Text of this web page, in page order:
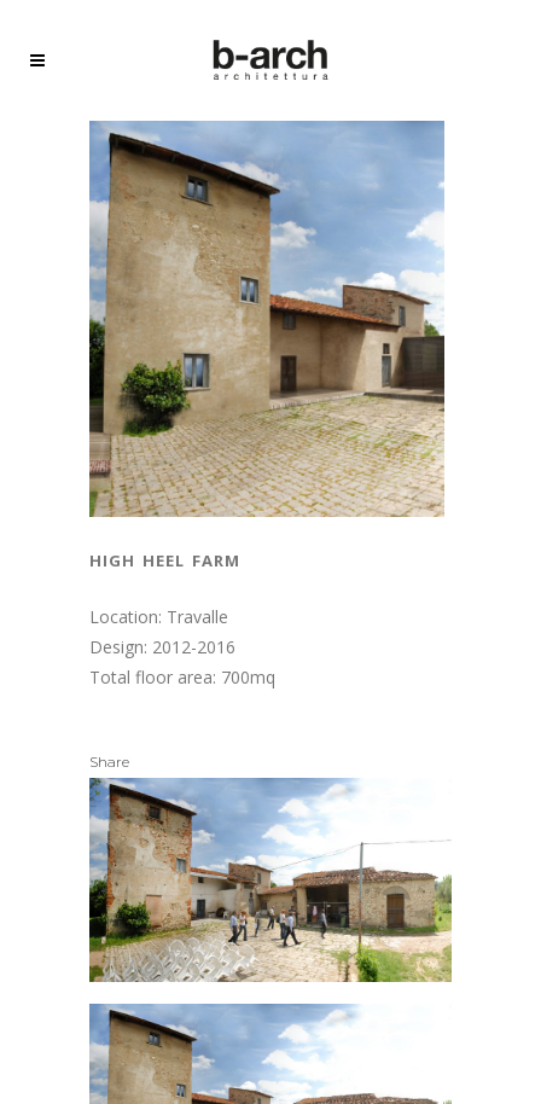
high heel farm
Location: Travalle
Design: 2012-2016
Total floor area: 700mq
Share